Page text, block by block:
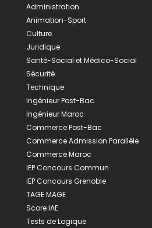
Administration
Animation-Sport
Culture
Juridique
Santé-Social et Médico-Social
Sécurité
Technique
Ingénieur Post-Bac
Ingénieur Maroc
Commerce Post-Bac
Commerce Admission Parallèle
Commerce Maroc
IEP Concours Commun
IEP Concours Grenoble
TAGE MAGE
Score IAE
Tests de Logique